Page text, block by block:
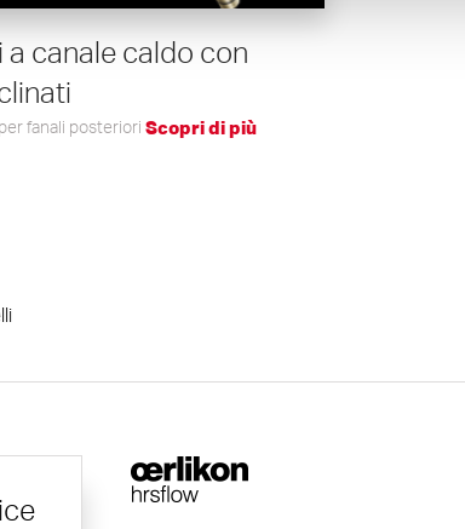
a canale caldo con
fanali posteriori Scopri di più